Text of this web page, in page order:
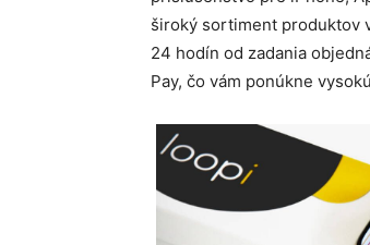
široký sortiment produktov
24 hodín od zadania
Pay, čo vám ponúkne